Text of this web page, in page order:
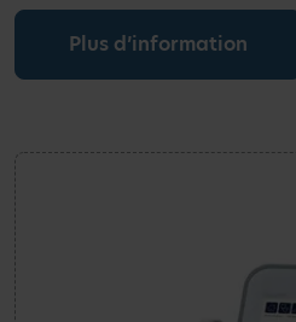
Plus d’information